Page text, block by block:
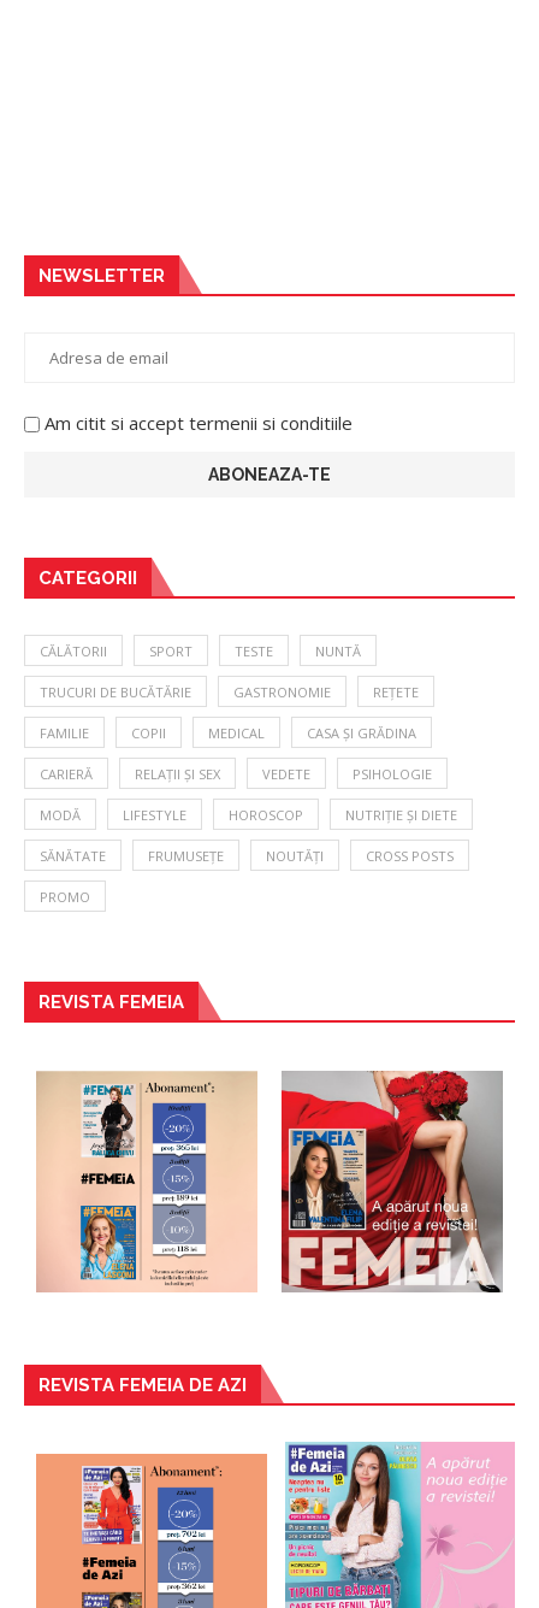
NEWSLETTER
Am citit si accept termenii si conditiile
CATEGORII
CĂLĂTORII SPORT TESTE NUNTĂ
TRUCURI DE BUCĂTĂRIE GASTRONOMIE REȚETE
FAMILIE COPII MEDICAL CASA ȘI GRĂDINA
CARIERĂ RELAȚII ȘI SEX VEDETE PSIHOLOGIE
MODĂ LIFESTYLE HOROSCOP NUTRIȚIE ȘI DIETE
SĂNĂTATE FRUMUSEȚE NOUTĂȚI CROSS POSTS
PROMO
REVISTA FEMEIA
REVISTA FEMEIA DE AZI